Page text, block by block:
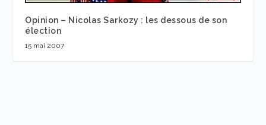
Opinion – Nicolas Sarkozy : les dessous de son
élection
15 mai 2007